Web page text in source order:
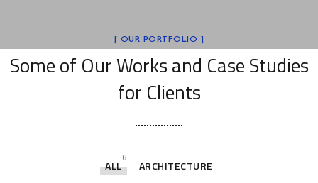
[ OUR PORTFOLIO ]
Some of Our Worksand Case Studies
for Clients
ALL
6
ARCHITECTURE